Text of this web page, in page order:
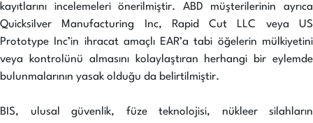
kayıtlarını incelemeleri önerilmiştir. ABD müşterilerinin ayrıca
Quicksilver Manufacturing Inc, Rapid Cut LLC veya US
Prototype Inc’in ihracat amaçlı EAR’a tabi öğelerin mülkiyetini
veya kontrolünü almasını kolaylaştıran herhangi bir eylemde
bulunmalarının yasak olduğu da belirtilmiştir.
BIS, ulusal güvenlik, füze teknolojisi, nükleer silahların